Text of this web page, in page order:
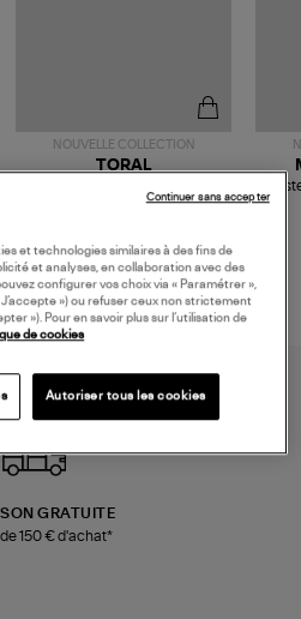
NOUVELLE COLLECTION
189,00 €
TORAL
Mousse
GRATUITE
150 € d'achat*
et technologies similaires à des fins de
et analyses, en collaboration avec des
configurer vos choix via « Paramétrer »,
») ou refuser ceux non strictement
»). Pour en savoir plus sur l’utilisation de
de cookies
Autoriser tous les cookies
Continuer sans accepter